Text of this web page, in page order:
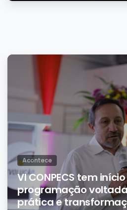
Acontece
VI CONPECS tem
programação
prática e